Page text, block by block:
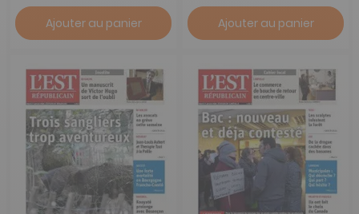
Ajouter au panier Ajouter au panier